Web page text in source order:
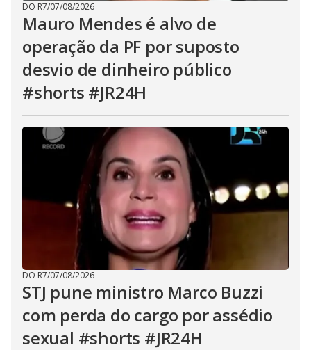
DO R7/07/08/2026
Mauro Mendes é alvo de
operação da PF por suposto
desvio de dinheiro público
#shorts #JR24H
DO R7/07/08/2026
STJ pune ministro Marco Buzzi
com perda do cargo por assédio
sexual #shorts #JR24H